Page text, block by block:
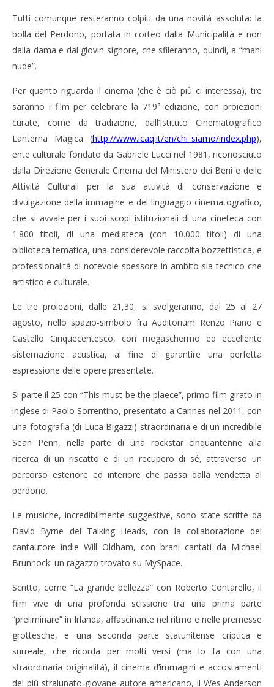
Tutti comunque resteranno colpiti da una novità assoluta: la
bolla del Perdono, portata in corteo dalla Municipalità e non
dalla dama e dal giovin signore, che sfileranno, quindi, a “mani
nude”.
Per quanto riguarda il cinema (che è ciò più ci interessa), tre
saranno i film per celebrare la 719° edizione, con proiezioni
curate, come da tradizione, dall’Istituto Cinematografico
Lanterna Magica (http://www.icaq.it/en/chi_siamo/index.php),
ente culturale fondato da Gabriele Lucci nel 1981, riconosciuto
dalla Direzione Generale Cinema del Ministero dei Beni e delle
Attività Culturali per la sua attività di conservazione e
divulgazione della immagine e del linguaggio cinematografico,
che si avvale per i suoi scopi istituzionali di una cineteca con
1.800 titoli, di una mediateca (con 10.000 titoli) di una
biblioteca tematica, una considerevole raccolta bozzettistica, e
professionalità di notevole spessore in ambito sia tecnico che
artistico e culturale.
Le tre proiezioni, dalle 21,30, si svolgeranno, dal 25 al 27
agosto, nello spazio-simbolo fra Auditorium Renzo Piano e
Castello Cinquecentesco, con megaschermo ed eccellente
sistemazione acustica, al fine di garantire una perfetta
espressione delle opere presentate.
Si parte il 25 con “This must be the plaece”, primo film girato in
inglese di Paolo Sorrentino, presentato a Cannes nel 2011, con
una fotografia (di Luca Bigazzi) straordinaria e di un incredibile
Sean Penn, nella parte di una rockstar cinquantenne alla
ricerca di un riscatto e di un recupero di sé, attraverso un
percorso esteriore ed interiore che passa dalla vendetta al
perdono.
Le musiche, incredibilmente suggestive, sono state scritte da
David Byrne dei Talking Heads, con la collaborazione del
cantautore indie Will Oldham, con brani cantati da Michael
Brunnock: un ragazzo trovato su MySpace.
Scritto, come “La grande bellezza” con Roberto Contarello, il
film vive di una profonda scissione tra una prima parte
“preliminare” in Irlanda, affascinante nel ritmo e nelle premesse
grottesche, e una seconda parte statunitense criptica e
surreale, che ricorda per molti versi (ma lo fa con una
straordinaria originalità), il cinema d’immagini e accostamenti
del più stralunato giovane autore americano, il Wes Anderson